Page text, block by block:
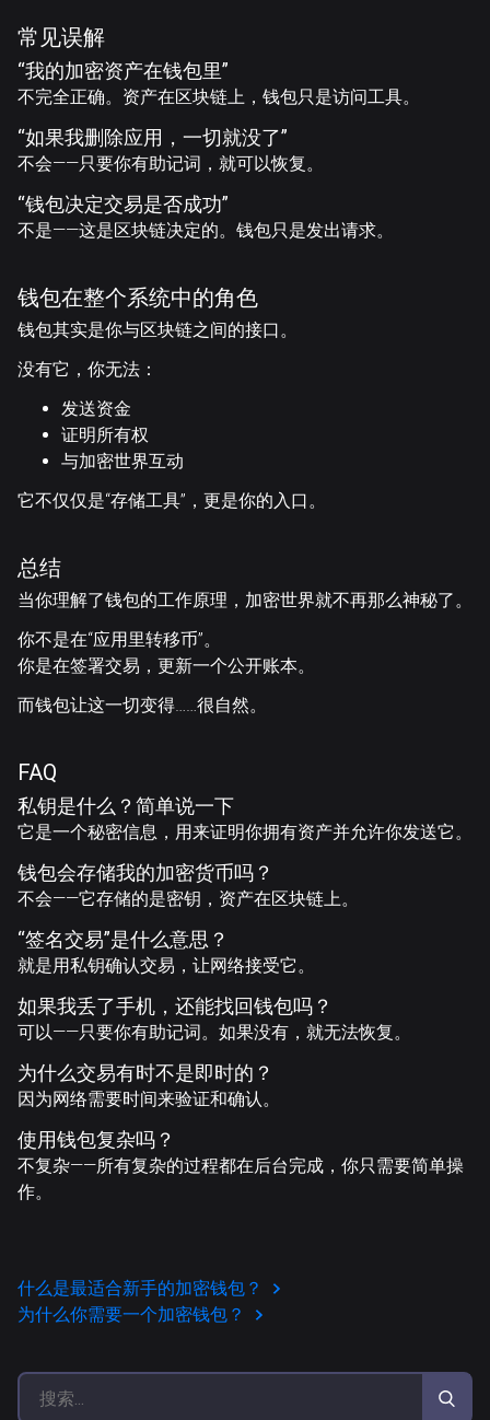
常见误解
“我的加密资产在钱包里”
不完全正确。资产在区块链上，钱包只是访问工具。
“如果我删除应用，一切就没了”
不会——只要你有助记词，就可以恢复。
“钱包决定交易是否成功”
不是——这是区块链决定的。钱包只是发出请求。
钱包在整个系统中的角色
钱包其实是你与区块链之间的接口。
没有它，你无法：
发送资金
证明所有权
与加密世界互动
它不仅仅是“存储工具”，更是你的入口。
总结
当你理解了钱包的工作原理，加密世界就不再那么神秘了。
你不是在“应用里转移币”。
你是在签署交易，更新一个公开账本。
而钱包让这一切变得……很自然。
FAQ
私钥是什么？简单说一下
它是一个秘密信息，用来证明你拥有资产并允许你发送它。
钱包会存储我的加密货币吗？
不会——它存储的是密钥，资产在区块链上。
“签名交易”是什么意思？
就是用私钥确认交易，让网络接受它。
如果我丢了手机，还能找回钱包吗？
可以——只要你有助记词。如果没有，就无法恢复。
为什么交易有时不是即时的？
因为网络需要时间来验证和确认。
使用钱包复杂吗？
不复杂——所有复杂的过程都在后台完成，你只需要简单操
作。
什么是最适合新手的加密钱包？
为什么你需要一个加密钱包？